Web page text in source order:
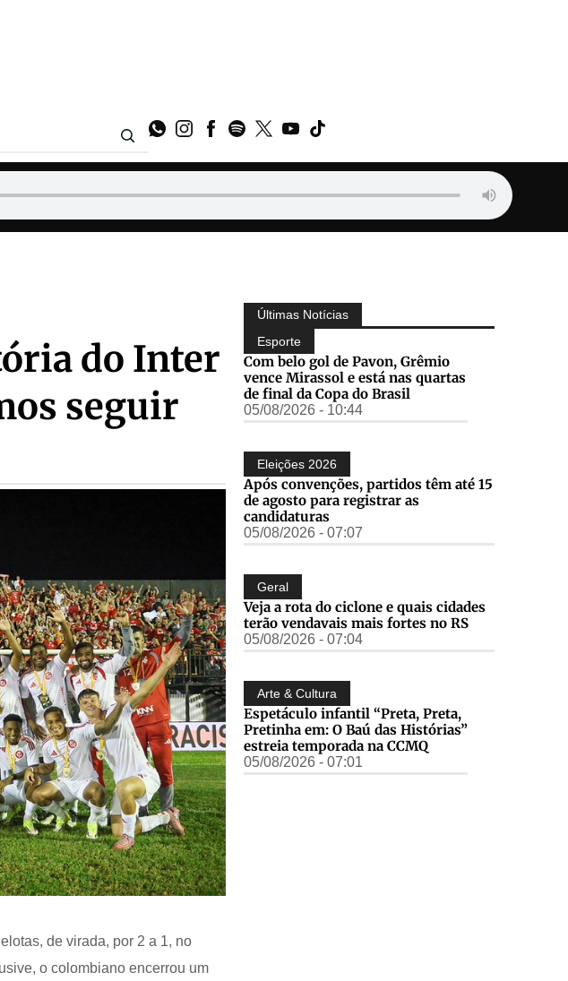
do Inter
seguir
de virada, por 2 a 1, no
o colombiano encerrou um
Últimas Notícias
Esporte
Com belo gol de Pavon, Grêmio
vence Mirassol e está nas quartas
de final da Copa do Brasil
05/08/2026 - 10:44
Eleições 2026
Após convenções, partidos têm até 15
de agosto para registrar as
candidaturas
05/08/2026 - 07:07
Geral
Veja a rota do ciclone e quais cidades
terão vendavais mais fortes no RS
05/08/2026 - 07:04
Arte & Cultura
Espetáculo infantil “Preta, Preta,
Pretinha em: O Baú das Histórias”
estreia temporada na CCMQ
05/08/2026 - 07:01